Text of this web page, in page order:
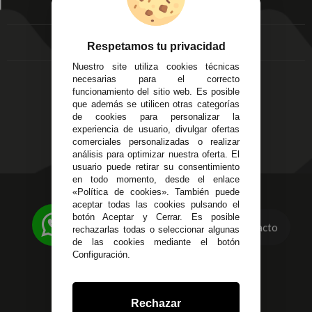
FAQ's
Av. Plaza de Toros.
Local 3
C/ Ingeniero Iribarren,
14
Alzira - Valencia
C/ Esplugues, 135
EMPRESA
Entregas y
Devoluciones
Política de Privacidad
Pago Seguro
Terminos y
Condiciones Generales
Políticas de Cookies
623 23 31 98
Atendemos Whatsapp
955 44 45 43/955 44 45 44
Avenida Plaza de Toros,
Contacto
Respetamos tu privacidad
Nuestro site utiliza cookies técnicas
necesarias para el correcto
funcionamiento del sitio web. Es posible
que además se utilicen otras categorías
de cookies para personalizar la
experiencia de usuario, divulgar ofertas
comerciales personalizadas o realizar
análisis para optimizar nuestra oferta. El
usuario puede retirar su consentimiento
en todo momento, desde el enlace
«Política de cookies». También puede
aceptar todas las cookies pulsando el
botón Aceptar y Cerrar. Es posible
rechazarlas todas o seleccionar algunas
de las cookies mediante el botón
Configuración.
Rechazar